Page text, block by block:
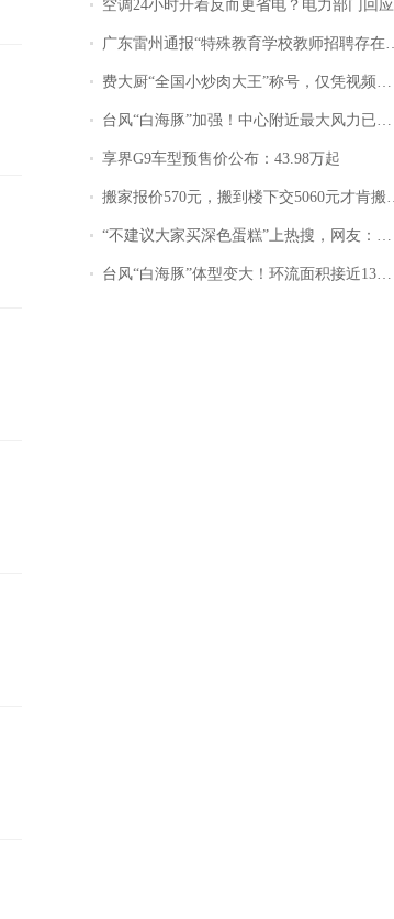
空调24小时开着反而更省电？电力部门回应
广东雷州通报“特殊教育学校教师招聘存在违规行为”：已启动问责程序 副校长被停职
费大厨“全国小炒肉大王”称号，仅凭视频评出？中国烹饪协会回应
台风“白海豚”加强！中心附近最大风力已达15级 最新研判
享界G9车型预售价公布：43.98万起
搬家报价570元，搬到楼下交5060元才肯搬上楼！女子傻眼了……
“不建议大家买深色蛋糕”上热搜，网友：天塌了！
台风“白海豚”体型变大！环流面积接近13个浙江那么大